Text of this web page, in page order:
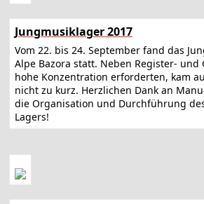
Jungmusiklager 2017
Vom 22. bis 24. September fand das
Alpe Bazora statt. Neben Register- und
hohe Konzentration erforderten, kam
nicht zu kurz. Herzlichen Dank an
die Organisation und Durchführung
Lagers!